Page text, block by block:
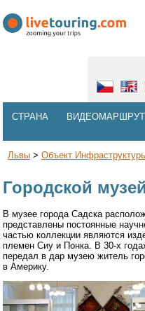
СТРАНА
Львы> Объект
Городской
В музее города Садска
представлены постоянные
частью коллекции являются
племен Сиу и Понка. В 30-х
передал в дар музею житель
в Америку.